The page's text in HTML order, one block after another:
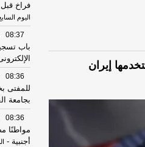
إيران
فراخ
اليوم
08:37
باب
08:36
للمفتى
بجامعة
08:36
مواطنًا
أجنبية -